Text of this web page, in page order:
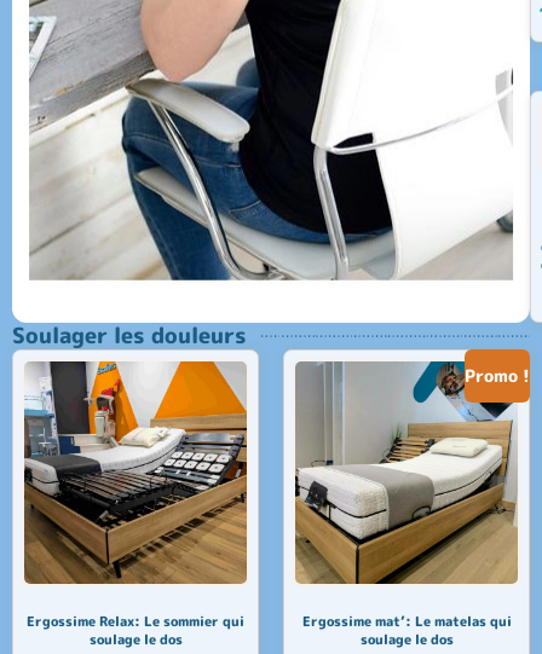
Soulager les douleurs
Ergossime Relax: Le sommier qui
soulage le dos
Promo !
Ergossime mat’: Le matelas qui
soulage le dos